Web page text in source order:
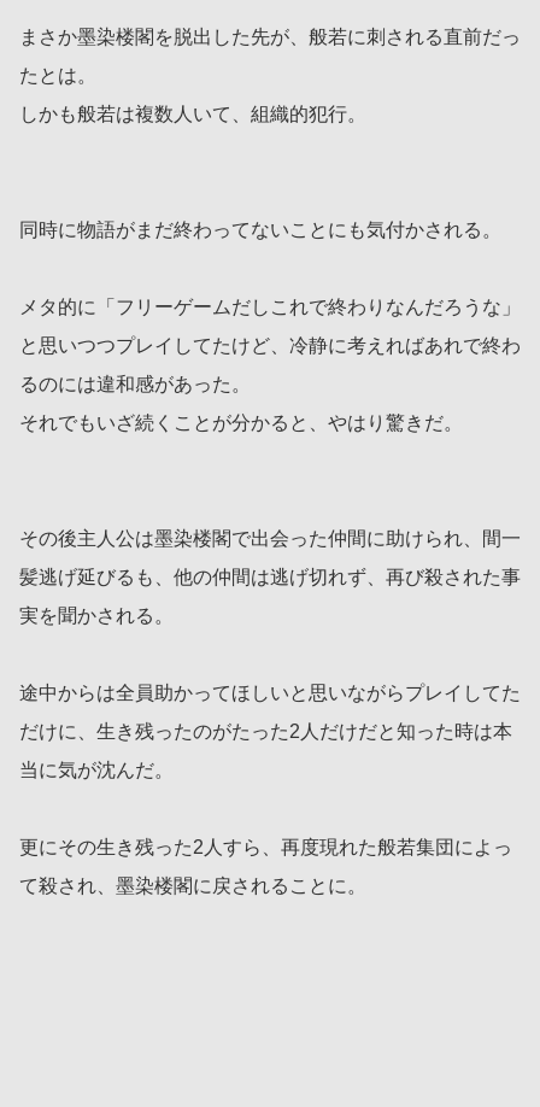
まさか墨染楼閣を脱出した先が、般若に刺される直前だっ
たとは。
しかも般若は複数人いて、組織的犯行。
同時に物語がまだ終わってないことにも気付かされる。
メタ的に「フリーゲームだしこれで終わりなんだろうな」
と思いつつプレイしてたけど、冷静に考えればあれで終わ
るのには違和感があった。
それでもいざ続くことが分かると、やはり驚きだ。
その後主人公は墨染楼閣で出会った仲間に助けられ、間一
髪逃げ延びるも、他の仲間は逃げ切れず、再び殺された事
実を聞かされる。
途中からは全員助かってほしいと思いながらプレイしてた
だけに、生き残ったのがたった2人だけだと知った時は本
当に気が沈んだ。
更にその生き残った2人すら、再度現れた般若集団によっ
て殺され、墨染楼閣に戻されることに。